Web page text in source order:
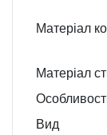
Матеріал
Матеріал
Вид